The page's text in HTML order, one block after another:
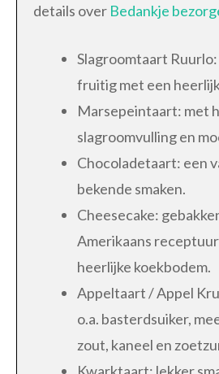
details over Bedankje
Slagroomtaart
fruitig met een
Marsepeintaart: met
slagroomvulling en
Chocoladetaart: een
bekende smaken.
Cheesecake:
Amerikaans
heerlijke koekbodem.
Appeltaart / Appel
o.a. basterdsuiker,
zout, kaneel en